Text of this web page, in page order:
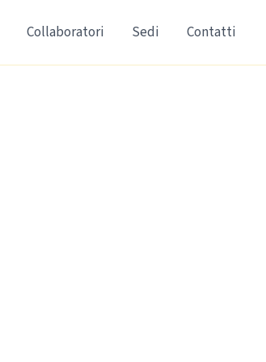
Collaboratori Sedi Contatti